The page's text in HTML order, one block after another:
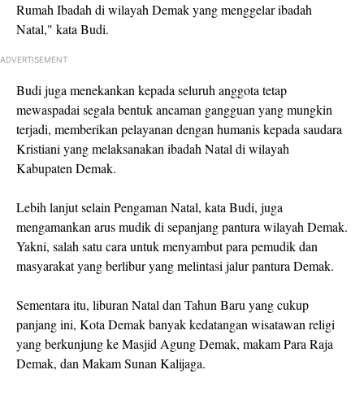
Rumah Ibadah di wilayah Demak yang menggelar ibadah
Natal," kata Budi.
ADVERTISEMENT
Budi juga menekankan kepada seluruh anggota tetap
mewaspadai segala bentuk ancaman gangguan yang mungkin
terjadi, memberikan pelayanan dengan humanis kepada saudara
Kristiani yang melaksanakan ibadah Natal di wilayah
Kabupaten Demak.
Lebih lanjut selain Pengaman Natal, kata Budi, juga
mengamankan arus mudik di sepanjang pantura wilayah Demak.
Yakni, salah satu cara untuk menyambut para pemudik dan
masyarakat yang berlibur yang melintasi jalur pantura Demak.
Sementara itu, liburan Natal dan Tahun Baru yang cukup
panjang ini, Kota Demak banyak kedatangan wisatawan religi
yang berkunjung ke Masjid Agung Demak, makam Para Raja
Demak, dan Makam Sunan Kalijaga.